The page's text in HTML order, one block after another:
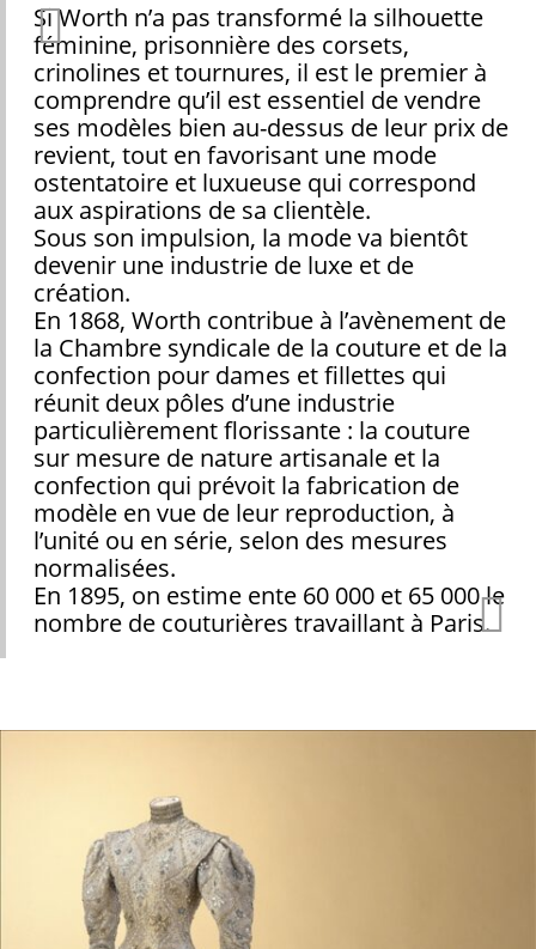
Si Worth n’a pas transformé la silhouette
féminine, prisonnière des corsets,
crinolines et tournures, il est le premier à
comprendre qu’il est essentiel de vendre
ses modèles bien au-dessus de leur prix de
revient, tout en favorisant une mode
ostentatoire et luxueuse qui correspond
aux aspirations de sa clientèle.
Sous son impulsion, la mode va bientôt
devenir une industrie de luxe et de
création.
En 1868, Worth contribue à l’avènement de
la Chambre syndicale de la couture et de la
confection pour dames et fillettes qui
réunit deux pôles d’une industrie
particulièrement florissante : la couture
sur mesure de nature artisanale et la
confection qui prévoit la fabrication de
modèle en vue de leur reproduction, à
l’unité ou en série, selon des mesures
normalisées.
En 1895, on estime ente 60 000 et 65 000 le
nombre de couturières travaillant à Paris.